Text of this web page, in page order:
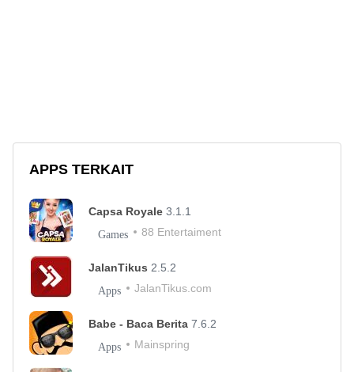
APPS TERKAIT
Capsa Royale 3.1.1
Games 88 Entertaiment
JalanTikus 2.5.2
Apps JalanTikus.com
Babe - Baca Berita 7.6.2
Apps Mainspring